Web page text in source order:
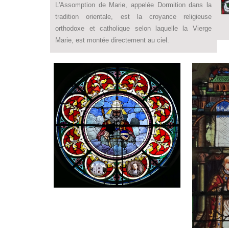
L'Assomption de Marie, appelée Dormition dans la
tradition orientale, est la croyance religieuse
orthodoxe et catholique selon laquelle la Vierge
Marie, est montée directement au ciel.